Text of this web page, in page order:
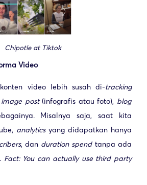
Chipotle at Tiktok
Video
video lebih susah di-tracking
image post(infografis atau foto), blog
Misalnya saja, saat kita
analyticsyang didapatkan hanya
, dan duration spendtanpa ada
Fact: You can actually use third party